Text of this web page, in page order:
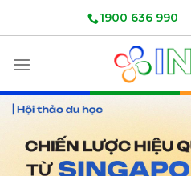
1900 636 990